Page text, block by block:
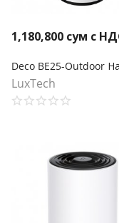
1,180,800 сум с
LuxTech